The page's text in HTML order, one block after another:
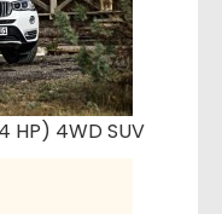
HP) 4WD SUV